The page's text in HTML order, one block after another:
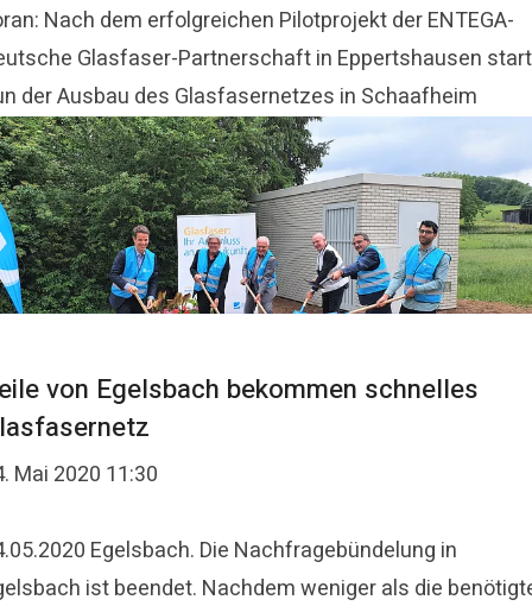
Nach dem erfolgreichen Pilotprojekt der ENTEGA-
Glasfaser-Partnerschaft in Eppertshausen
der Ausbau des Glasfasernetzes in Schaafheim
von Egelsbach bekommen schnelles
Mai 2020 11:30
Egelsbach. Die Nachfragebündelung in
ist beendet. Nachdem weniger als die